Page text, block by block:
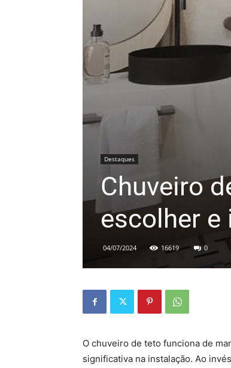
Destaques
Chuveiro
escolher
04/07/2024 16619 0
O chuveiro de teto funciona de
significativa na instalação. Ao